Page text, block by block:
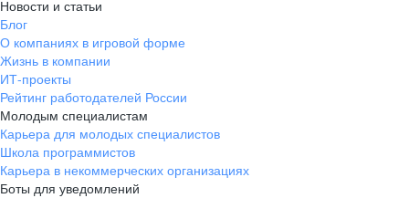
Новости и статьи
Блог
О компаниях в игровой форме
Жизнь в компании
ИТ-проекты
Рейтинг работодателей России
Молодым специалистам
Карьера для молодых специалистов
Школа программистов
Карьера в некоммерческих организациях
Боты для уведомлений